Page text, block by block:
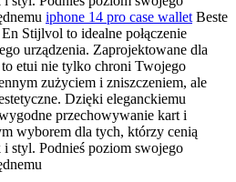
iphone 14 pro case wallet Beste
Stijlvol to idealne połączenie
urządzenia. Zaprojektowane dla
etui nie tylko chroni Twojego
zużyciem i zniszczeniem, ale
Dzięki eleganckiemu
przechowywanie kart i
wyborem dla tych, którzy cenią
styl. Podnieś poziom swojego